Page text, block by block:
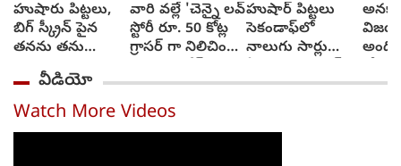
హుషారు పిట్టలు,
బిగ్ స్క్రీన్ పైన
తనను తను
చూసుకుని చెంప
పగలగొట్టుకున్న
నటుడు, వీడియో
వైరల్
వారి వల్లే 'చెన్నై లవ్
స్టోరీ రూ. 50 కోట్ల
గ్రాసర్ గా నిలిచింది -
హుషార్‌ పిట్టలు
సెకండాఫ్‌లో
నాలుగు సార్లు
అర్జున్‌
సోనూ
వీడియో
Watch More Videos